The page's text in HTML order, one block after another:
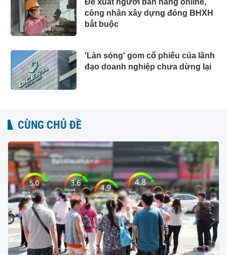
công nhân xây dựng đóng BHXH
bắt buộc
'Làn sóng' gom cổ phiếu của lãnh
đạo doanh nghiệp chưa dừng lại
CÙNG CHỦ ĐỀ